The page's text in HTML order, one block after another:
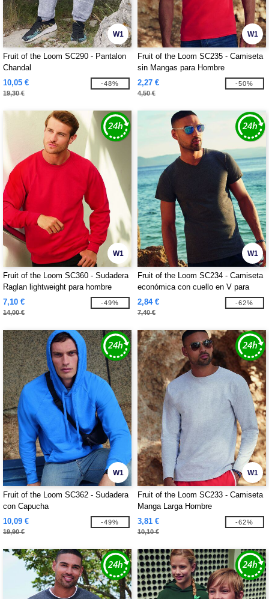
W1
Fruit of the Loom SC290 - Pantalon
Chandal
10,05 €
19,30 €
-48%
W1
Fruit of the Loom SC235 - Camiseta
sin Mangas para Hombre
2,27 €
4,50 €
-50%
W1
Fruit of the Loom SC360 - Sudadera
Raglan lightweight para hombre
7,10 €
14,00 €
-49%
W1
Fruit of the Loom SC234 - Camiseta
económica con cuello en V para
hombre
2,84 €
7,40 €
-62%
W1
Fruit of the Loom SC362 - Sudadera
con Capucha
10,09 €
19,90 €
-49%
W1
Fruit of the Loom SC233 - Camiseta
Manga Larga Hombre
3,81 €
10,10 €
-62%